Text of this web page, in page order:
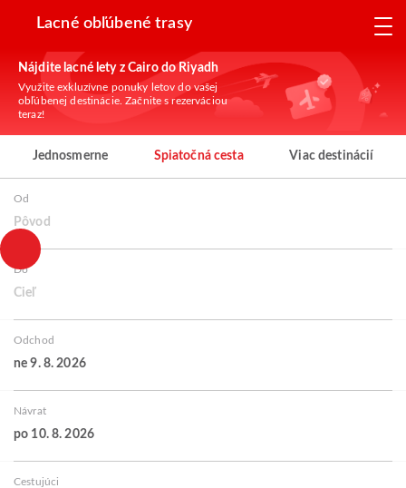
Lacné obľúbené trasy
Nájdite lacné lety z Cairo do Riyadh
Využite exkluzívne ponuky letov do vašej
obľúbenej destinácie. Začnite s rezerváciou
teraz!
Jednosmerne Spiatočná cesta Viac destinácií
Od
Pôvod
Do
Cieľ
Odchod
ne 9. 8. 2026
Návrat
po 10. 8. 2026
Cestujúci